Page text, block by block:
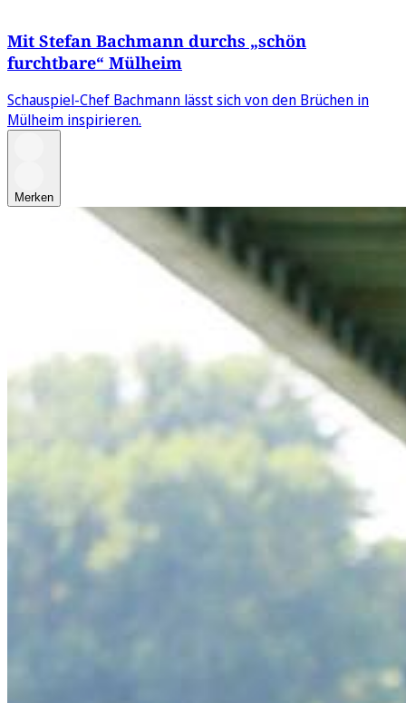
Mit Stefan Bachmann durchs „schön
furchtbare“ Mülheim
Schauspiel-Chef Bachmann lässt sich von den Brüchen in
Mülheim inspirieren.
Merken